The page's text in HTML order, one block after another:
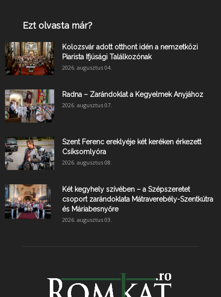
Ezt olvasta már?
Kolozsvár adott otthont idén a nemzetközi
Piarista Ifjúsági Találkozónak
2026. augusztus 04.
Radna – Zarándoklat a Kegyelmek Anyjához
2026. augusztus 07.
Szent Ferenc ereklyéje két keréken érkezett
Csíksomlyóra
2026. augusztus 08.
Két kegyhely szívében – a Szépszeretet
csoport zarándoklata Mátraverebély-Szentkútra
és Máriabesnyőre
2026. augusztus 03.